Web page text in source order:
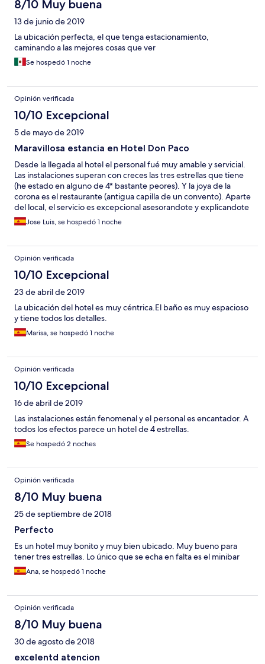
8/10 Muy buena
13 de junio de 2019
La ubicación perfecta, el que tenga estacionamiento,
caminando a las mejores cosas que ver
Se hospedó 1 noche
Opinión verificada
10/10 Excepcional
5 de mayo de 2019
Maravillosa estancia en Hotel Don Paco
Desde la llegada al hotel el personal fué muy amable y servicial.
Las instalaciones superan con creces las tres estrellas que tiene
(he estado en alguno de 4* bastante peores). Y la joya de la
corona es el restaurante (antigua capilla de un convento). Aparte
del local, el servicio es excepcional asesorandote y explicandote
cada plato. Todo ello en una zona tranquila pero a 2 minutos del
centro de Llanes. Regresaremos a Llanes y sin duda el hotel Don
Jose Luis, se hospedó 1 noche
Opinión verificada
10/10 Excepcional
23 de abril de 2019
La ubicación del hotel es muy céntrica.El baño es muy espacioso
y tiene todos los detalles.
Marisa, se hospedó 1 noche
Opinión verificada
10/10 Excepcional
16 de abril de 2019
Las instalaciones están fenomenal y el personal es encantador. A
todos los efectos parece un hotel de 4 estrellas.
Se hospedó 2 noches
Opinión verificada
8/10 Muy buena
25 de septiembre de 2018
Perfecto
Es un hotel muy bonito y muy bien ubicado. Muy bueno para
tener tres estrellas. Lo único que se echa en falta es el minibar
Ana, se hospedó 1 noche
Opinión verificada
8/10 Muy buena
30 de agosto de 2018
excelentd atencion